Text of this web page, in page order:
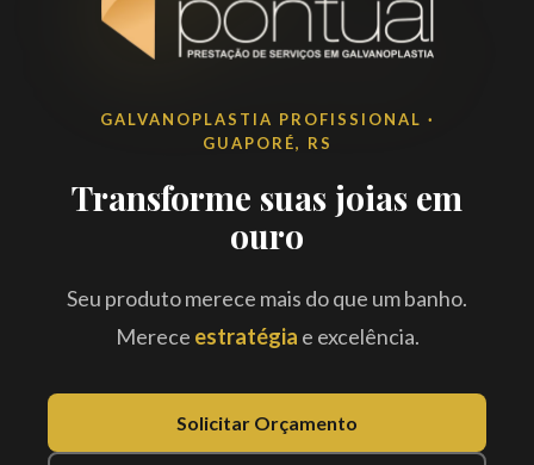
GALVANOPLASTIA PROFISSIONAL ·
GUAPORÉ, RS
Transforme suas joias em
ouro
Seu produto merece mais do que um banho.
Merece estratégia e excelência.
Solicitar Orçamento